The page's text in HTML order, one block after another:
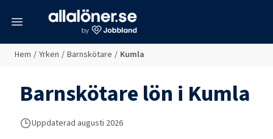
Hem / Yrken / Barnskötare / Kumla
Barnskötarelön i Kumla
Uppdaterad augusti 2026